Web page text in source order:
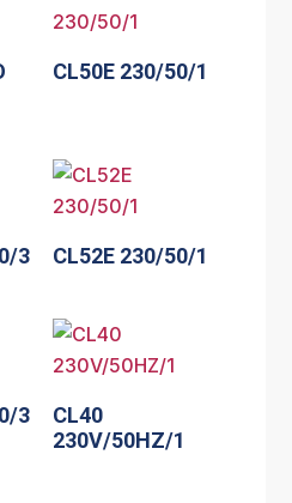
CL50E 230/50/1
3 CL52E 230/50/1
3
CL40
230V/50HZ/1